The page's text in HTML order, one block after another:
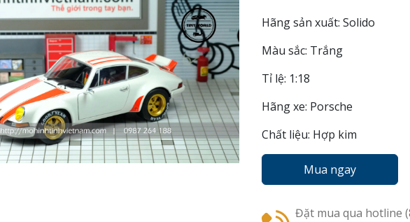
Hãng sản xuất: Solido
Màu sắc: Trắng
Tỉ lệ: 1:18
Hãng xe: Porsche
Chất liệu: Hợp kim
Mua ngay
Đặt mua qua hotline